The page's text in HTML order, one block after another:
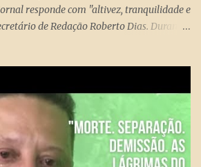
responde com "altivez, tranquilidade e
de Redação Roberto Dias. Durante
bem.